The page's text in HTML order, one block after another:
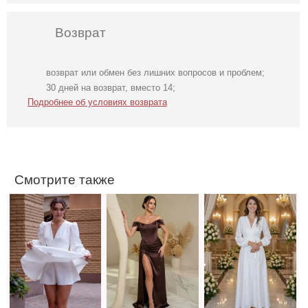
Возврат
возврат или обмен без лишних вопросов и проблем;
30 дней на возврат, вместо 14;
Подробнее об условиях возврата
Смотрите также
Коктейльное
короткое платье-
шорты белого
Вечернее
нарядное
корсетное платье